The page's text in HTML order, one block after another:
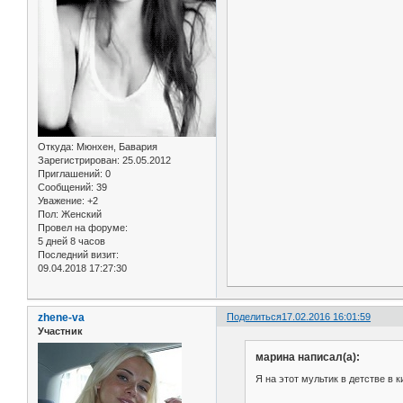
Откуда: Мюнхен, Бавария
Зарегистрирован: 25.05.2012
Приглашений: 0
Сообщений: 39
Уважение: +2
Пол: Женский
Провел на форуме:
5 дней 8 часов
Последний визит:
09.04.2018 17:27:30
Поделиться17.02.2016 16:01:59
zhene-va
Участник
марина написал(а):
Я на этот мультик в детстве в